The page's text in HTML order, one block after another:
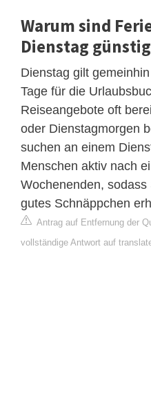
Warum sind
Dienstag
Dienstag gilt
Tage für die
Reiseangebote oft
oder Dienstagmorgen
suchen an einem
Menschen aktiv nach
Wochenenden,
gutes Schnäppchen
Antrag auf Entfernung der
vollständige Antwort auf